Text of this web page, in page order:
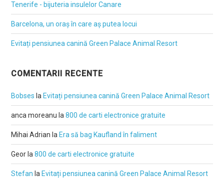
Tenerife - bijuteria insulelor Canare
Barcelona, un oraș în care aș putea locui
Evitați pensiunea canină Green Palace Animal Resort
COMENTARII RECENTE
Bobses la Evitați pensiunea canină Green Palace Animal Resort
anca moreanu la800 de carti electronice gratuite
Mihai Adrian la Era să bag Kaufland în faliment
Geor la800 de carti electronice gratuite
Stefan la Evitați pensiunea canină Green Palace Animal Resort